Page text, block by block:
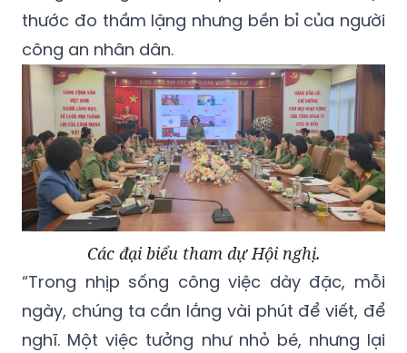
thước đo thầm lặng nhưng bền bỉ của người
công an nhân dân.
Các đại biểu tham dự Hội nghị.
“Trong nhịp sống công việc dày đặc, mỗi
ngày, chúng ta cần lắng vài phút để viết, để
nghĩ. Một việc tưởng như nhỏ bé, nhưng lại